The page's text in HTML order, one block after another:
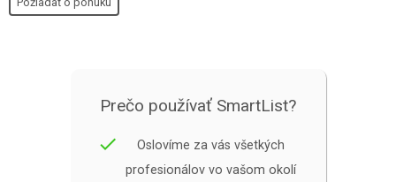
Prečo používať SmartList?
done
Oslovíme za vás všetkých
profesionálov vo vašom okolí